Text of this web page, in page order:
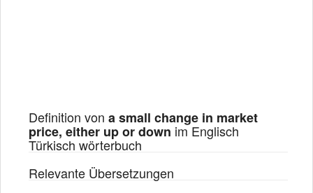
Definition von a small change in market
price, either up or down im Englisch
Türkisch wörterbuch
Relevante Übersetzungen